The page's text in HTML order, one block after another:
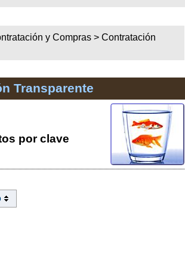
y Compras >Contratación
Transparente
por clave